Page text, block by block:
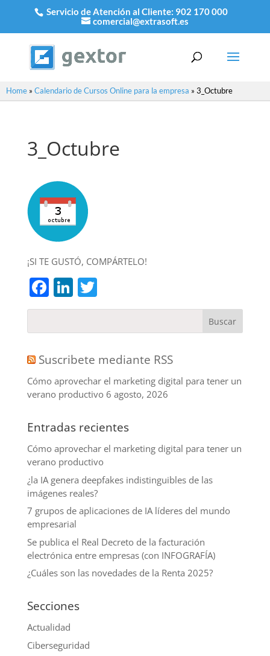
Servicio de Atención al Cliente: 902 170 000
comercial@extrasoft.es
Home » Calendario de Cursos Online para la empresa » 3_Octubre
3_Octubre
¡SI TE GUSTÓ, COMPÁRTELO!
Facebook
LinkedIn
Twitter
Suscribete mediante RSS
Cómo aprovechar el marketing digital para tener un
verano productivo 6 agosto, 2026
Entradas recientes
Cómo aprovechar el marketing digital para tener un
verano productivo
¿la IA genera deepfakes indistinguibles de las
imágenes reales?
7 grupos de aplicaciones de IA líderes del mundo
empresarial
Se publica el Real Decreto de la facturación
electrónica entre empresas (con INFOGRAFÍA)
¿Cuáles son las novedades de la Renta 2025?
Secciones
Actualidad
Ciberseguridad